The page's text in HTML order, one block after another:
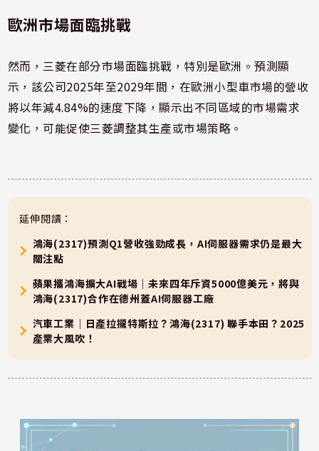
歐洲市場面臨挑戰
然而，三菱在部分市場面臨挑戰，特別是歐洲。預測顯
示，該公司2025年至2029年間，在歐洲小型車市場的營收
將以年減4.84%的速度下降，顯示出不同區域的市場需求
變化，可能促使三菱調整其生產或市場策略。
延伸閱讀：
鴻海(2317)預測Q1營收強勁成長，AI伺服器需求仍是最大
關注點
蘋果攜鴻海擴大AI戰場｜未來四年斥資5000億美元，將與
鴻海(2317)合作在德州蓋AI伺服器工廠
汽車工業｜日產拉攏特斯拉？鴻海(2317) 聯手本田？2025
產業大風吹！